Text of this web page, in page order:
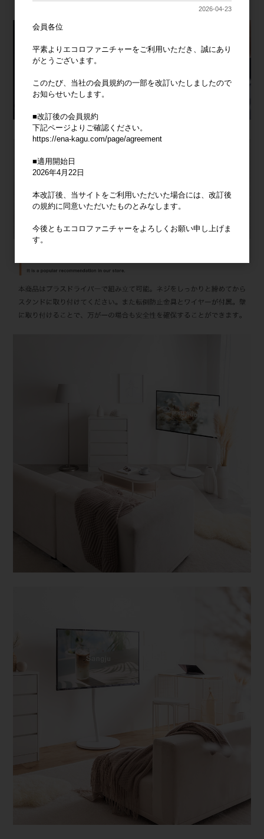
2026-04-23
会員各位
平素よりエコロファニチャーをご利用いただき、誠にあり
がとうございます。
このたび、当社の会員規約の一部を改訂いたしましたので
お知らせいたします。
■改訂後の会員規約
下記ページよりご確認ください。
https://ena-kagu.com/page/agreement
■適用開始日
2026年4月22日
本改訂後、当サイトをご利用いただいた場合には、改訂後
の規約に同意いただいたものとみなします。
今後ともエコロファニチャーをよろしくお願い申し上げま
す。